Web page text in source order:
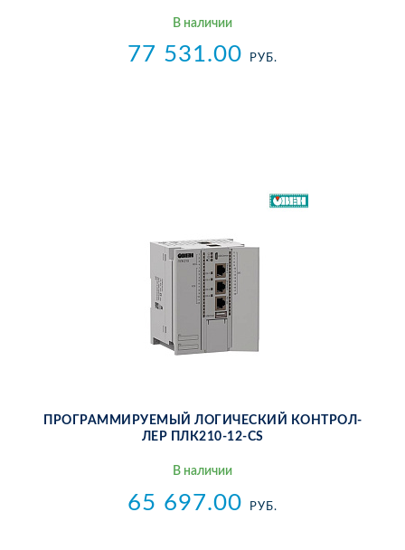
В на­ли­чии
77 531.00 РУБ.
ПРО­ГРАМ­МИ­РУ­Е­МЫЙ ЛО­ГИ­ЧЕ­СКИЙ КОН­ТРОЛ­
ЛЕР ПЛ­К210-12-CS
В на­ли­чии
65 697.00 РУБ.